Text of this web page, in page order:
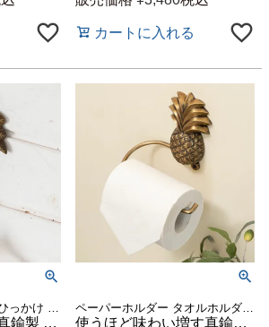
カートに入れる
経年変化を楽しむ真鍮製 パームツリーフック Lサイズ 約W8×D4×H19.5cm [13745] 使うほど味わい増す真鍮製パイナップルペーパーホルダー 幅約15cm [13748]